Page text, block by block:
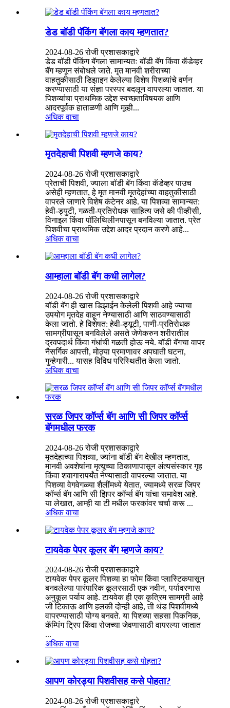
डेड बॉडी पॅकिंग बॅगला काय म्हणतात?
2024-08-26 रोजी प्रशासकाद्वारे
डेड बॉडी पॅकिंग बॅगला सामान्यतः बॉडी बॅग किंवा कॅडेव्हर
बॅग म्हणून संबोधले जाते. मृत मानवी शरीराच्या
वाहतुकीसाठी डिझाइन केलेल्या विशेष पिशव्यांचे वर्णन
करण्यासाठी या संज्ञा परस्पर बदलून वापरल्या जातात. या
पिशव्यांचा प्राथमिक उद्देश स्वच्छताविषयक आणि
आदरपूर्वक हाताळणी आणि मूव्ही...
अधिक वाचा
मृतदेहाची पिशवी म्हणजे काय?
2024-08-26 रोजी प्रशासकाद्वारे
प्रेताची पिशवी, ज्याला बॉडी बॅग किंवा कॅडेव्हर पाउच
असेही म्हणतात, हे मृत मानवी मृतदेहांच्या वाहतुकीसाठी
वापरले जाणारे विशेष कंटेनर आहे. या पिशव्या सामान्यत:
हेवी-ड्युटी, गळती-प्रतिरोधक साहित्य जसे की पीव्हीसी,
विनाइल किंवा पॉलिथिलीनपासून बनविल्या जातात. प्रेत
पिशवीचा प्राथमिक उद्देश आदर प्रदान करणे आहे...
अधिक वाचा
आम्हाला बॉडी बॅग कधी लागेल?
2024-08-26 रोजी प्रशासकाद्वारे
बॉडी बॅग ही खास डिझाईन केलेली पिशवी आहे ज्याचा
उपयोग मृतदेह वाहून नेण्यासाठी आणि साठवण्यासाठी
केला जातो. हे विशेषत: हेवी-ड्यूटी, पाणी-प्रतिरोधक
सामग्रीपासून बनविलेले असते जेणेकरुन शरीरातील
द्रवपदार्थ किंवा गंधांची गळती होऊ नये. बॉडी बॅगचा वापर
नैसर्गिक आपत्ती, मोठ्या प्रमाणावर अपघाती घटना,
गुन्हेगारी... यासह विविध परिस्थितीत केला जातो.
अधिक वाचा
सरळ जिपर कॉर्प्स बॅग आणि सी जिपर कॉर्प्स
बॅगमधील फरक
2024-08-26 रोजी प्रशासकाद्वारे
मृतदेहाच्या पिशव्या, ज्यांना बॉडी बॅग देखील म्हणतात,
मानवी अवशेषांना मृत्यूच्या ठिकाणापासून अंत्यसंस्कार गृह
किंवा शवागारापर्यंत नेण्यासाठी वापरल्या जातात. या
पिशव्या वेगवेगळ्या शैलींमध्ये येतात, ज्यामध्ये सरळ जिपर
कॉर्प्स बॅग आणि सी झिपर कॉर्प्स बॅग यांचा समावेश आहे.
या लेखात, आम्ही या टी मधील फरकांवर चर्चा करू ...
अधिक वाचा
टायवेक पेपर कूलर बॅग म्हणजे काय?
2024-08-26 रोजी प्रशासकाद्वारे
टायवेक पेपर कूलर पिशव्या हा फोम किंवा प्लास्टिकपासून
बनवलेल्या पारंपारिक कूलरसाठी एक नवीन, पर्यावरणास
अनुकूल पर्याय आहे. टायवेक ही एक कृत्रिम सामग्री आहे
जी टिकाऊ आणि हलकी दोन्ही आहे, ती थंड पिशवीमध्ये
वापरण्यासाठी योग्य बनवते. या पिशव्या सहसा पिकनिक,
कॅम्पिंग ट्रिप किंवा रोजच्या जेवणासाठी वापरल्या जातात
...
अधिक वाचा
आपण कोरड्या पिशवीसह कसे पोहता?
2024-08-26 रोजी प्रशासकाद्वारे